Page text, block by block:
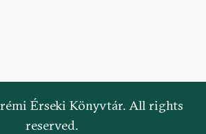
Érseki Könyvtár. All rights
reserved.